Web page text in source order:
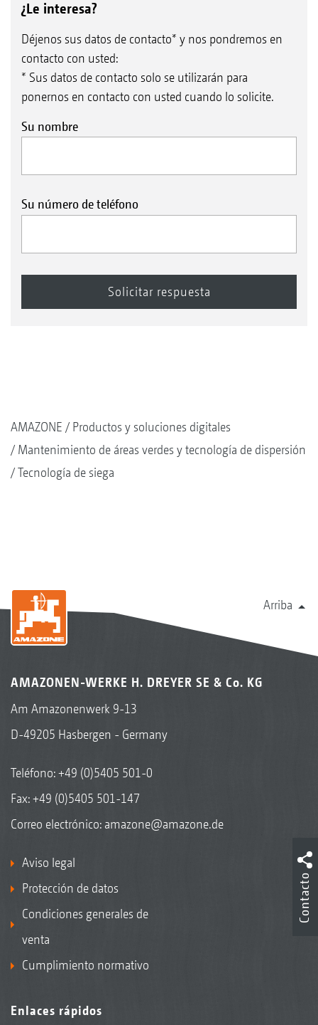
¿Le interesa?
Déjenos sus datos de contacto* y nos pondremos en
contacto con usted:
* Sus datos de contacto solo se utilizarán para
ponernos en contacto con usted cuando lo solicite.
Su nombre
Su número de teléfono
AMAZONE
Productos y soluciones digitales
Mantenimiento de áreas verdes y tecnología de dispersión
Tecnología de siega
Arriba
AMAZONEN-WERKE H. DREYER SE & Co. KG
Am Amazonenwerk 9-13
D-49205 Hasbergen - Germany
Teléfono:+49 (0)5405 501-0
Fax: +49 (0)5405 501-147
Correo electrónico: amazone@amazone.de
Aviso legal
Protección de datos
Condiciones generales de
venta
Cumplimiento normativo
Enlaces rápidos
Contacto